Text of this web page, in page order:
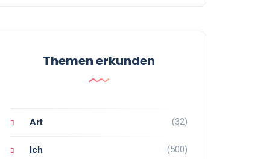
Themen erkunden
Art (32)
Ich (500)